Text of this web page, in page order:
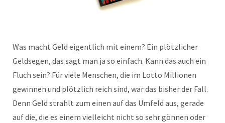
Was macht Geld eigentlich mit einem? Ein plötzlicher
Geldsegen, das sagt man ja so einfach. Kann das auch ein
Fluch sein? Für viele Menschen, die im Lotto Millionen
gewinnen und plötzlich reich sind, war das bisher der Fall.
Denn Geld strahlt zum einen auf das Umfeld aus, gerade
auf die, die es einem vielleicht nicht so sehr gönnen oder